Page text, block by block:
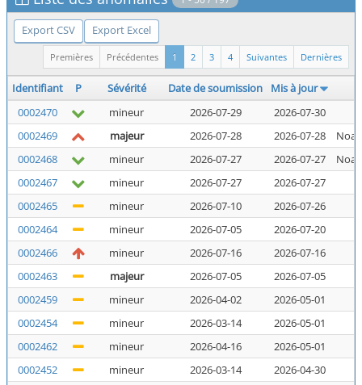
Export CSV Export Excel
Dernières
Suivantes
4
3
2
1
Précédentes
Premières
Identifiant P Sévérité Date de soumission
Mis à jour
0002470
mineur 2026-07-29 2026-07-30
0002469
majeur 2026-07-28 2026-07-28
0002468
mineur 2026-07-27 2026-07-27
0002467
mineur 2026-07-27 2026-07-27
0002465
mineur 2026-07-10 2026-07-26
0002464
mineur 2026-07-05 2026-07-20
0002466
mineur 2026-07-16 2026-07-16
0002463
majeur 2026-07-05 2026-07-05
0002459
mineur 2026-04-02 2026-05-01
0002454
mineur 2026-03-14 2026-05-01
0002462
mineur 2026-04-16 2026-05-01
0002452
mineur 2026-03-14 2026-04-30